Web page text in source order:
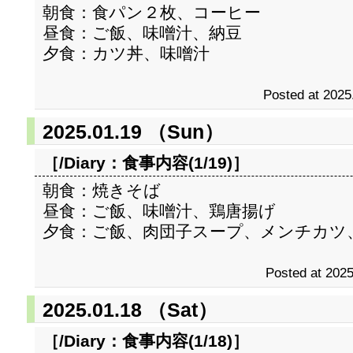
朝食：食パン２枚、コーヒー
昼食：ご飯、味噌汁、納豆
夕食：カツ丼、味噌汁
Posted at
2025.01.19 （Sun）
［/Diary： 食事内容(1/19)］
朝食：焼きそば
昼食：ご飯、味噌汁、鶏唐揚げ
夕食：ご飯、肉団子スープ、メンチカ
Posted at
2025.01.18 （Sat）
［/Diary： 食事内容(1/18)］